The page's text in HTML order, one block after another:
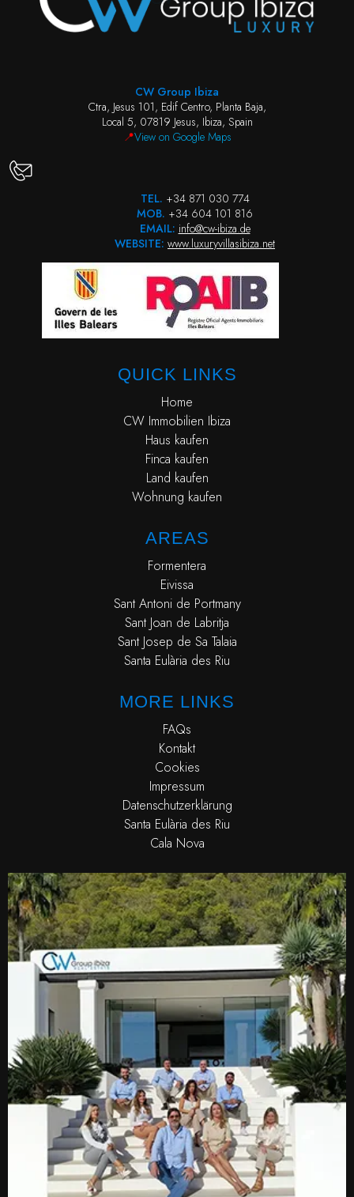
CW Group Ibiza
Ctra, Jesus 101, Edif Centro, Planta Baja,
Local 5, 07819 Jesus, Ibiza, Spain
📍View on Google Maps
TEL. +34 871 030 774
MOB. +34 604 101 816
EMAIL: info@cw-ibiza.de
WEBSITE: www.luxuryvillasibiza.net
QUICK LINKS
Home
CW Immobilien Ibiza
Haus kaufen
Finca kaufen
Land kaufen
Wohnung kaufen
AREAS
Formentera
Eivissa
Sant Antoni de Portmany
Sant Joan de Labritja
Sant Josep de Sa Talaia
Santa Eulària des Riu
MORE LINKS
FAQs
Kontakt
Cookies
Impressum
Datenschutzerklärung
Santa Eulària des Riu
Cala Nova